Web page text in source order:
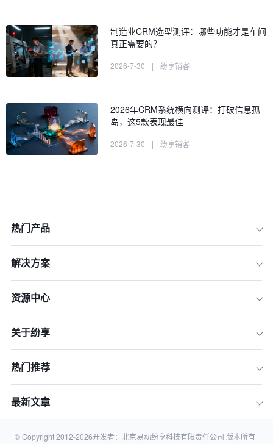
本性变革
结语：理性采购，驱动数智增长
制造业CRM选型测评：哪些功能才是车间
真正需要的？
2026-7-30 | 纷享销客
2026年CRM系统横向测评：打破信息孤
岛，这5款表现最佳
2026-7-30 | 纷享销客
热门产品
解决方案
资源中心
关于纷享
热门推荐
最新文章
© Copyright 2012-2026开发者：北京易动纷享科技有限责任公司 版本所有 |